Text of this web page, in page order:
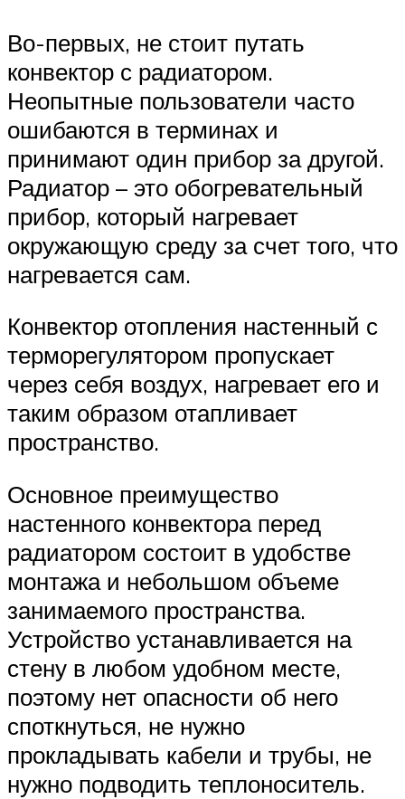
Во-первых, не стоит путать
конвектор с радиатором.
Неопытные пользователи часто
ошибаются в терминах и
принимают один прибор за другой.
Радиатор – это обогревательный
прибор, который нагревает
окружающую среду за счет того, что
нагревается сам.
Конвектор отопления настенный с
терморегулятором пропускает
через себя воздух, нагревает его и
таким образом отапливает
пространство.
Основное преимущество
настенного конвектора перед
радиатором состоит в удобстве
монтажа и небольшом объеме
занимаемого пространства.
Устройство устанавливается на
стену в любом удобном месте,
поэтому нет опасности об него
споткнуться, не нужно
прокладывать кабели и трубы, не
нужно подводить теплоноситель.